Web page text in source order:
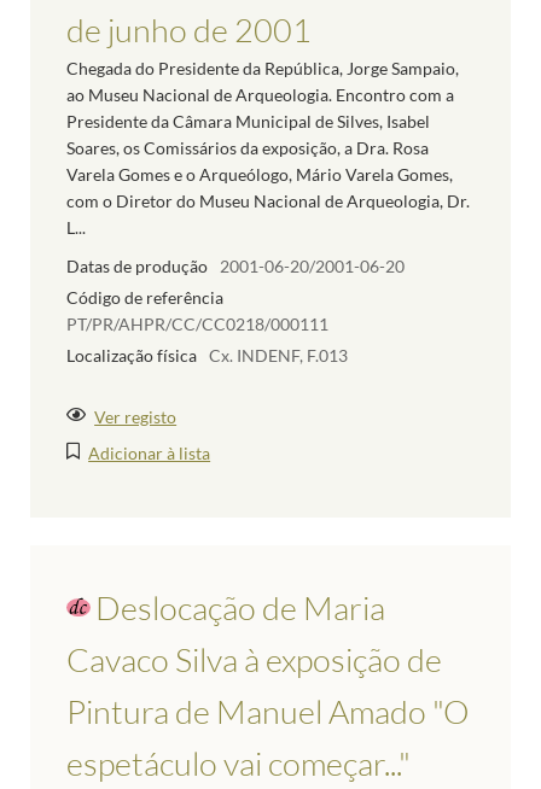
de junho de 2001
Chegada do Presidente da República, Jorge Sampaio,
ao Museu Nacional de Arqueologia. Encontro com a
Presidente da Câmara Municipal de Silves, Isabel
Soares, os Comissários da exposição, a Dra. Rosa
Varela Gomes e o Arqueólogo, Mário Varela Gomes,
com o Diretor do Museu Nacional de Arqueologia, Dr.
L...
Datas de produção
2001-06-20/2001-06-20
Código de referência
PT/PR/AHPR/CC/CC0218/000111
Localização física Cx. INDENF, F.013
Ver registo
Adicionar à lista
Deslocação de Maria
Cavaco Silva à exposição de
Pintura de Manuel Amado "O
espetáculo vai começar..."